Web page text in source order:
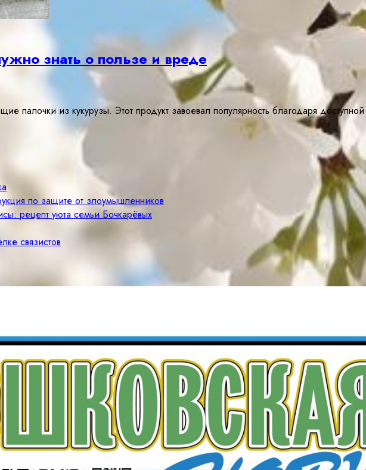
знать о пользе и вреде
палочки из кукурузы. Этот продукт завоевал популярность благодаря
по защите от злоумышленников
рецепт уюта семьи Бочкарёвых
связистов